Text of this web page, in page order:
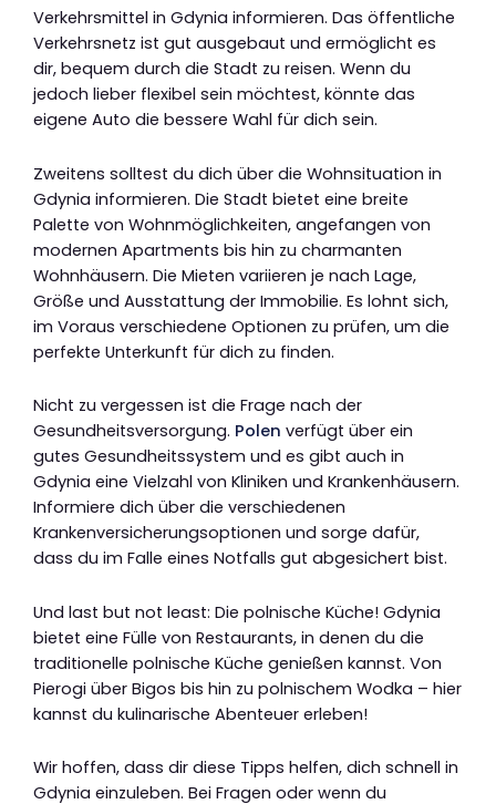
Verkehrsmittel in Gdynia informieren. Das öffentliche
Verkehrsnetz ist gut ausgebaut und ermöglicht es
dir, bequem durch die Stadt zu reisen. Wenn du
jedoch lieber flexibel sein möchtest, könnte das
eigene Auto die bessere Wahl für dich sein.
Zweitens solltest du dich über die Wohnsituation in
Gdynia informieren. Die Stadt bietet eine breite
Palette von Wohnmöglichkeiten, angefangen von
modernen Apartments bis hin zu charmanten
Wohnhäusern. Die Mieten variieren je nach Lage,
Größe und Ausstattung der Immobilie. Es lohnt sich,
im Voraus verschiedene Optionen zu prüfen, um die
perfekte Unterkunft für dich zu finden.
Nicht zu vergessen ist die Frage nach der
Gesundheitsversorgung. Polen verfügt über ein
gutes Gesundheitssystem und es gibt auch in
Gdynia eine Vielzahl von Kliniken und Krankenhäusern.
Informiere dich über die verschiedenen
Krankenversicherungsoptionen und sorge dafür,
dass du im Falle eines Notfalls gut abgesichert bist.
Und last but not least: Die polnische Küche! Gdynia
bietet eine Fülle von Restaurants, in denen du die
traditionelle polnische Küche genießen kannst. Von
Pierogi über Bigos bis hin zu polnischem Wodka – hier
kannst du kulinarische Abenteuer erleben!
Wir hoffen, dass dir diese Tipps helfen, dich schnell in
Gdynia einzuleben. Bei Fragen oder wenn du